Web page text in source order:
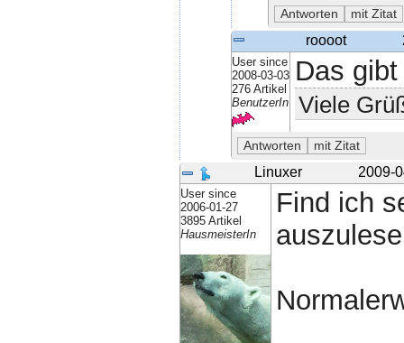
roooot
User since
2008-03-03
276 Artikel
BenutzerIn
Das
Viele
Linuxer 2009-
User since
2006-01-27
3895 Artikel
HausmeisterIn
Find ich